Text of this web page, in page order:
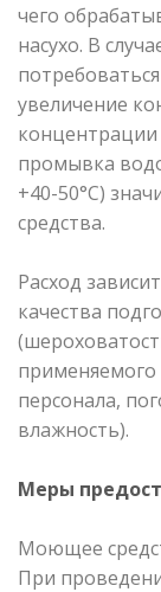
чего
насухо. В
увеличение
концентрации
промывка
+40-50°С)
средства.
Расход
качества
персонала,
влажность).
Меры
Моющее
При